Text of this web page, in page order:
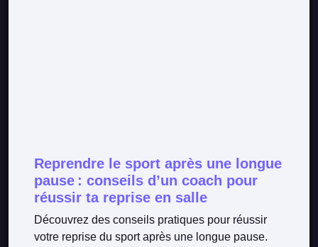
Reprendre le sport après une longue
pause : conseils d’un coach pour
réussir ta reprise en salle
Découvrez des conseils pratiques pour réussir
votre reprise du sport après une longue pause.